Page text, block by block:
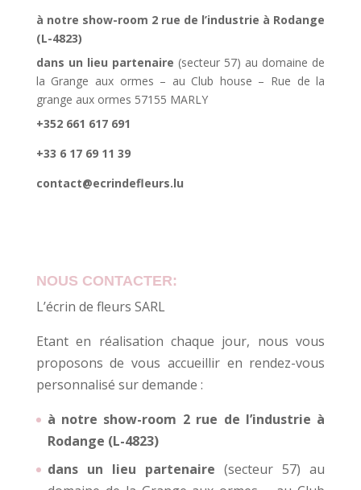
à notre show-room 2 rue de l’industrie à Rodange
(L-4823)
dans un lieu partenaire (secteur 57) au domaine de
la Grange aux ormes – au Club house – Rue de la
grange aux ormes 57155 MARLY
+352 661 617 691
+33 6 17 69 11 39
contact@ecrindefleurs.lu
NOUS CONTACTER:
L’écrin de fleurs SARL
Etant en réalisation chaque jour, nous vous
proposons de vous accueillir en rendez-vous
personnalisé sur demande :
à notre show-room 2 rue de l’industrie à
Rodange (L-4823)
dans un lieu partenaire (secteur 57) au